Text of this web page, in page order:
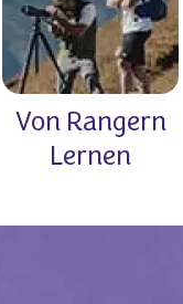
Von Rangern
Lernen